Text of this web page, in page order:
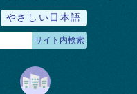
やさしい日本語
サイト内検索